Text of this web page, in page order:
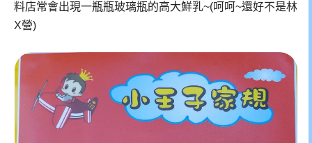
料店常會出現一瓶瓶玻璃瓶的高大鮮乳~(呵呵~還好不是林
X營)